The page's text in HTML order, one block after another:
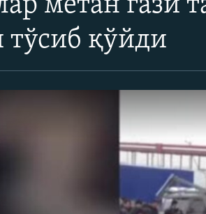
метан гази
тўсиб қўйди